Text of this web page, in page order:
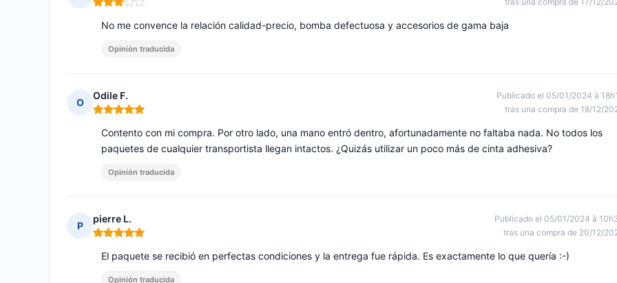
Nota: 3 de 5
No me convence la relación calidad-precio, bomba defectuosa y accesorios de gama baja
Opinión traducida
O
Odile F.
Nota: 5 de 5
Publicado el 05/01/2024 à
tras una compra de 18/12/
Contento con mi compra. Por otro lado, una mano entró dentro, afortunadamente no faltaba nada. No todos los
paquetes de cualquier transportista llegan intactos. ¿Quizás utilizar un poco más de cinta adhesiva?
Opinión traducida
P
pierre L.
Nota: 5 de 5
Publicado el 05/01/2024 à
tras una compra de 20/12/
El paquete se recibió en perfectas condiciones y la entrega fue rápida. Es exactamente lo que quería :-)
Opinión traducida